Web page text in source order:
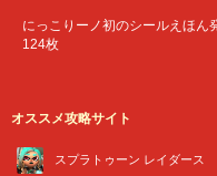
にっこりーノ初のシールえほん
124枚
オススメ攻略サイト
スプラトゥーン レイダース